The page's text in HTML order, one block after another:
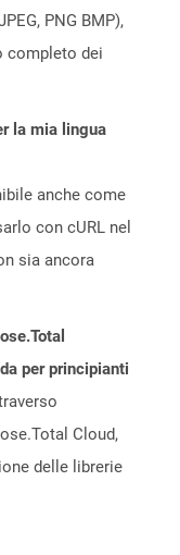
PNG BMP),
completo dei
la mia lingua
anche come
con cURL nel
sia ancora
per principianti
Cloud,
delle librerie